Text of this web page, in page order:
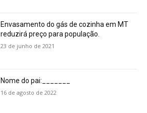
Envasamento do gás de cozinha em MT
reduzirá preço para população.
23 de junho de 2021
Nome do pai:_______
16 de agosto de 2022